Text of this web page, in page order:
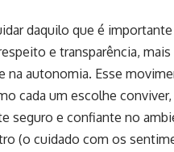
daquilo que é
e transparência,
na autonomia. Esse
cada um escolhe
seguro e confiante no
(o cuidado com os